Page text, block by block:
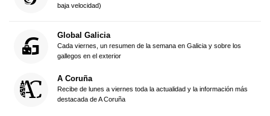
baja velocidad)
Global Galicia
Cada viernes, un resumen de la semana en Galicia y sobre los
gallegos en el exterior
A Coruña
Recibe de lunes a viernes toda la actualidad y la información más
destacada de A Coruña